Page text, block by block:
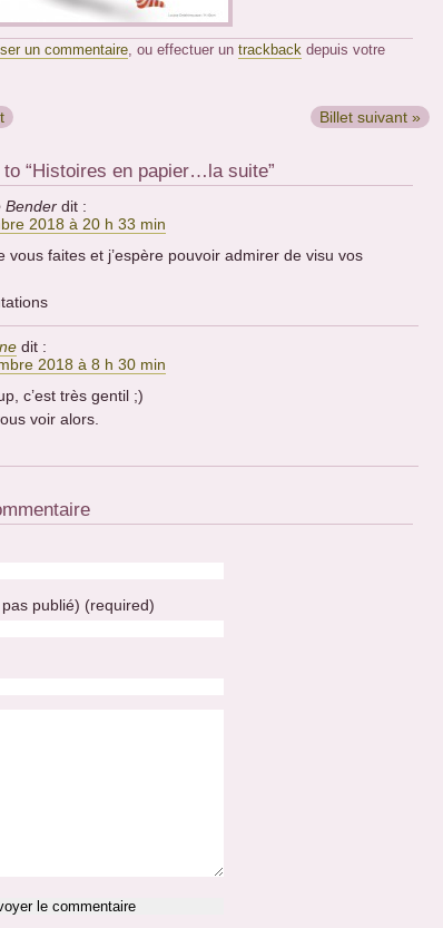
un commentaire, ou effectuer un trackback depuis votre
Billet suivant »
“Histoires en papier…la suite”
Bender dit :
2018 à 20 h 33 min
vous faites et j’espère pouvoir admirer de visu vos
dit :
2018 à 8 h 30 min
c’est très gentil ;)
voir alors.
publié) (required)